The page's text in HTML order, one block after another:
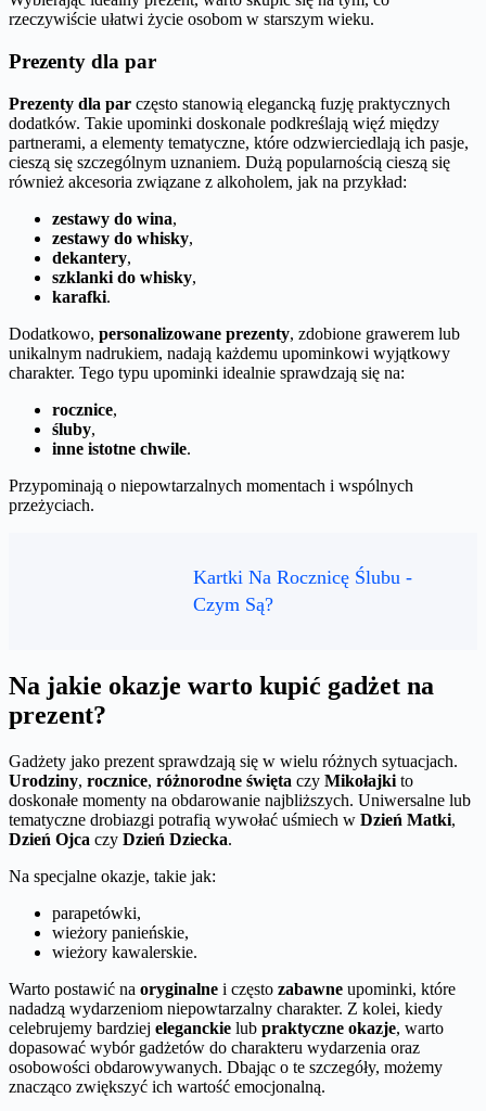
rzeczywiście ułatwi życie osobom w starszym wieku.
Prezenty dla par
Prezenty dla par często stanowią elegancką fuzję praktycznych
dodatków. Takie upominki doskonale podkreślają więź między
partnerami, a elementy tematyczne, które odzwierciedlają ich pasje,
cieszą się szczególnym uznaniem. Dużą popularnością cieszą się
również akcesoria związane z alkoholem, jak na przykład:
zestawy do wina,
zestawy do whisky,
dekantery,
szklanki do whisky,
karafki.
Dodatkowo, personalizowane prezenty, zdobione grawerem lub
unikalnym nadrukiem, nadają każdemu upominkowi wyjątkowy
charakter. Tego typu upominki idealnie sprawdzają się na:
rocznice,
śluby,
inne istotne chwile.
Przypominają o niepowtarzalnych momentach i wspólnych
przeżyciach.
Kartki Na Rocznicę Ślubu -
Czym Są?
Na jakie okazje warto kupić gadżet na
prezent?
Gadżety jako prezent sprawdzają się w wielu różnych sytuacjach.
Urodziny, rocznice, różnorodne święta czy Mikołajki to
doskonałe momenty na obdarowanie najbliższych. Uniwersalne lub
tematyczne drobiazgi potrafią wywołać uśmiech w Dzień Matki,
Dzień Ojca czy Dzień Dziecka.
Na specjalne okazje, takie jak:
parapetówki,
wieżory panieńskie,
wieżory kawalerskie.
Warto postawić na oryginalne i często zabawne upominki, które
nadadzą wydarzeniom niepowtarzalny charakter. Z kolei, kiedy
celebrujemy bardziej eleganckie lub praktyczne okazje, warto
dopasować wybór gadżetów do charakteru wydarzenia oraz
osobowości obdarowywanych. Dbając o te szczegóły, możemy
znacząco zwiększyć ich wartość emocjonalną.